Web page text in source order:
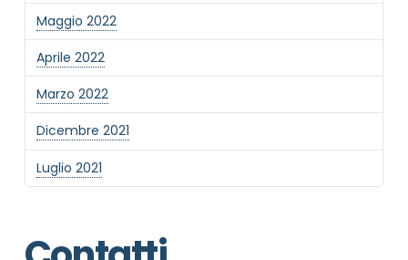
Maggio 2022
Aprile 2022
Marzo 2022
Dicembre 2021
Luglio 2021